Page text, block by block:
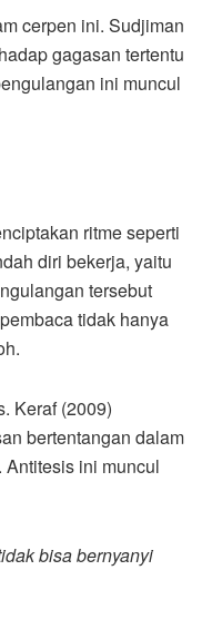
cerpen ini. Sudjiman
gagasan tertentu
ini muncul
ritme seperti
diri bekerja, yaitu
tersebut
tidak hanya
Keraf (2009)
bertentangan dalam
Antitesis ini muncul
bisa bernyanyi